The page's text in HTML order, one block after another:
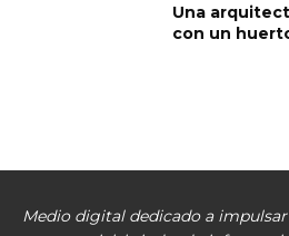
Una
con un
Medio digital dedicado a